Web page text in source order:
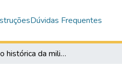
Dúvidas Frequentes
A evolução histórica da militarização e a PEC 51/2013